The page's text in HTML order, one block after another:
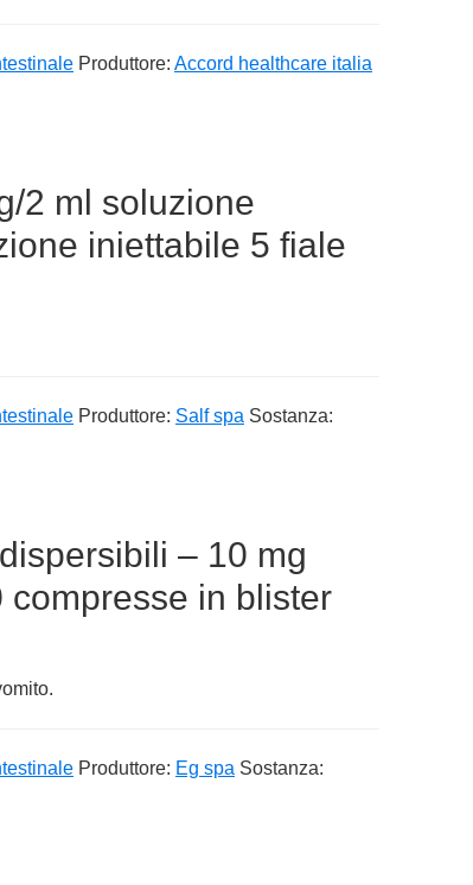
Produttore: Accord healthcare italia
2 ml soluzione
iniettabile 5 fiale
Produttore: Salf spa Sostanza:
– 10 mg
in blister
Produttore: Eg spa Sostanza: